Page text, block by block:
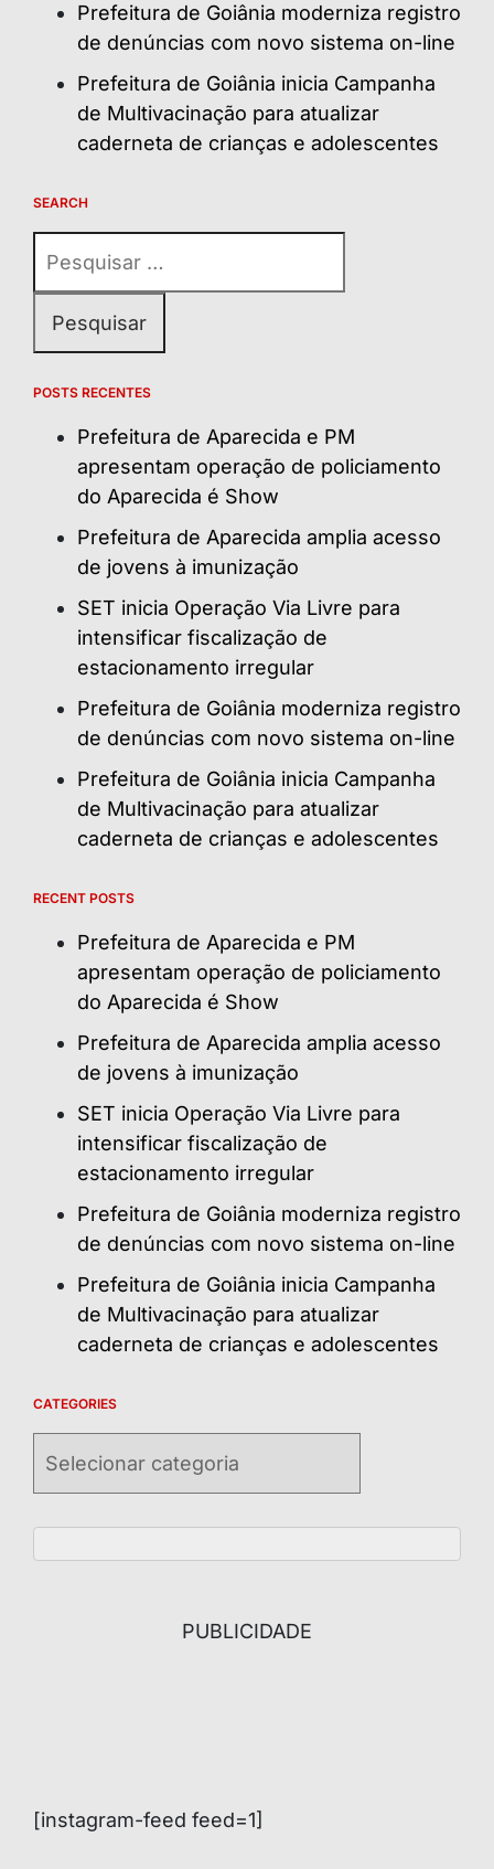
Prefeitura de Goiânia moderniza registro
de denúncias com novo sistema on-line
Prefeitura de Goiânia inicia Campanha
de Multivacinação para atualizar
caderneta de crianças e adolescentes
SEARCH
por:
POSTS RECENTES
Prefeitura de Aparecida e PM
apresentam operação de policiamento
do Aparecida é Show
Prefeitura de Aparecida amplia acesso
de jovens à imunização
SET inicia Operação Via Livre para
intensificar fiscalização de
estacionamento irregular
Prefeitura de Goiânia moderniza registro
de denúncias com novo sistema on-line
Prefeitura de Goiânia inicia Campanha
de Multivacinação para atualizar
caderneta de crianças e adolescentes
RECENT POSTS
Prefeitura de Aparecida e PM
apresentam operação de policiamento
do Aparecida é Show
Prefeitura de Aparecida amplia acesso
de jovens à imunização
SET inicia Operação Via Livre para
intensificar fiscalização de
estacionamento irregular
Prefeitura de Goiânia moderniza registro
de denúncias com novo sistema on-line
Prefeitura de Goiânia inicia Campanha
de Multivacinação para atualizar
caderneta de crianças e adolescentes
CATEGORIES
PUBLICIDADE
[instagram-feed feed=1]